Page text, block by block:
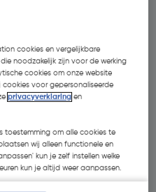
cookies en vergelijkbare
noodzakelijk zijn voor de werking
cookies om onze website
cookies voor gepersonaliseerde
privacyverklaring en
toestemming om alle cookies te
wij alleen functionele en
kun je zelf instellen welke
kun je altijd weer aanpassen.